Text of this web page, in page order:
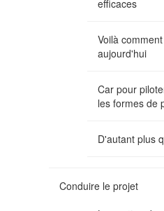
efficaces
Voilà
aujourd'hui
Car pour
les formes de
D'autant plus
Conduire le projet